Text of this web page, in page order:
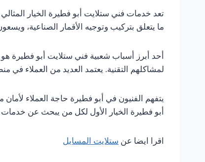
تعد خدمات فني ستلايت أبو فطيرة الخيار
ما يتعلق بتركيب وتوجيه الأقمار الصناعية،
أحد أبرز أسباب شعبية فني ستلايت أبو فطيرة
لمشاكلهم التقنية. يعتمد العديد من العملاء
يتفهم الفنيون في أبو فطيرة حاجة العملاء
أبو فطيرة الخيار الأول لكل من يبحث عن
اقرا ايضا عنستلايت المسايل